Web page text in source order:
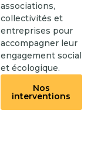
associations,
collectivités et
entreprises pour
accompagner leur
engagement social
et écologique.
Nos
interventions